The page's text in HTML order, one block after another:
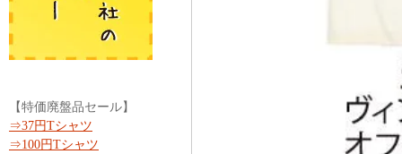
【特価廃盤品セール】
⇒37円Tシャツ
⇒100円Tシャツ